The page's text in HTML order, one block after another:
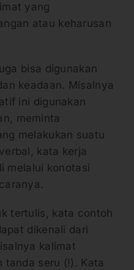
yang
atau keharusan
bisa digunakan
keadaan. Misalnya
ini digunakan
meminta
melakukan suatu
kata kerja
melalui konotasi
tertulis, kata contoh
dikenali dari
kalimat
tanda seru (!). Kata